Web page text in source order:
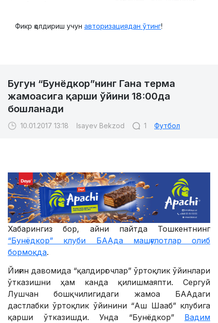
Фикр қолдириш учун авторизациядан ўтинг!
Бугун “Бунёдкор”нинг Гана терма
жамоасига қарши ўйини 18:00да
бошланади
10.01.2017 13:18 Isayev Bekzod 1 Футбол
Хабарингиз бор, айни пайтда Тошкентнинг
“Бунёдкор” клуби БААда машғулотлар олиб
бормоқда.
Йиғин давомида “қалдирғочлар” ўртоқлик ўйинлари
ўтказишни ҳам канда қилишмаяпти. Сергуй
Лушчан бошқчилигидаги жамоа БААдаги
дастлабки ўртоқлик ўйинини “Аш Шааб” клубига
қарши ўтказишди. Унда “Бунёдкор” Вадим